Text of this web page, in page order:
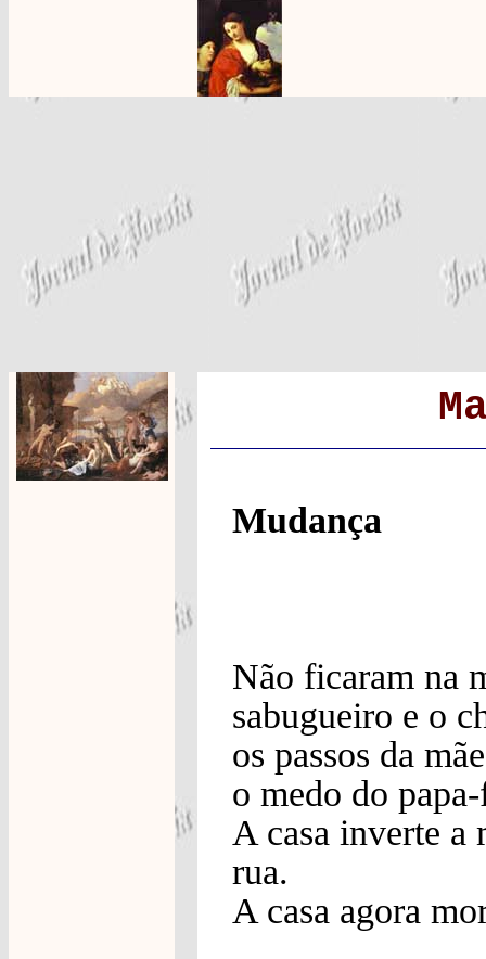
Mudança
Não ficaram na
sabugueiro e o
os passos da
o medo do
A casa inverte a
rua.
A casa agora